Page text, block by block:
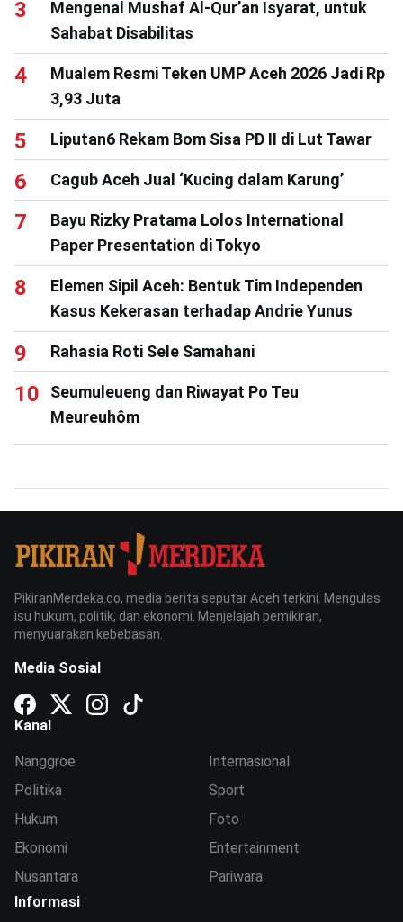
Mengenal Mushaf Al-Qur’an Isyarat, untuk
Sahabat Disabilitas
Mualem Resmi Teken UMP Aceh 2026 Jadi Rp
3,93 Juta
Liputan6 Rekam Bom Sisa PD II di Lut Tawar
Cagub Aceh Jual ‘Kucing dalam Karung’
Bayu Rizky Pratama Lolos International
Paper Presentation di Tokyo
Elemen Sipil Aceh: Bentuk Tim Independen
Kasus Kekerasan terhadap Andrie Yunus
Rahasia Roti Sele Samahani
Seumuleueng dan Riwayat Po Teu
Meureuhôm
PikiranMerdeka.co, media berita seputar Aceh terkini. Mengulas
isu hukum, politik, dan ekonomi. Menjelajah pemikiran,
menyuarakan kebebasan.
Media Sosial
Kanal
Nanggroe
Politika
Hukum
Ekonomi
Nusantara
Internasional
Sport
Foto
Entertainment
Pariwara
Informasi